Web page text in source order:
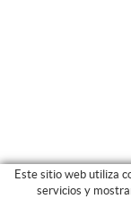
Este sitio web utiliza
servicios y